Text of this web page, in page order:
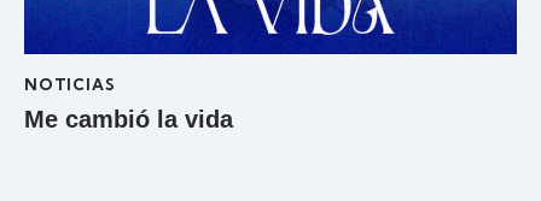
NOTICIAS
Me cambió la vida